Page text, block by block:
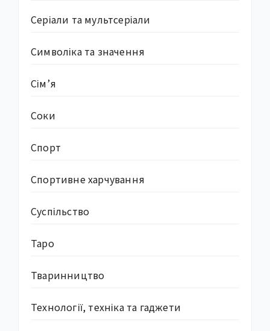
Серіали та мультсеріали
Символіка та значення
Сім’я
Соки
Спорт
Спортивне харчування
Суcпільство
Таро
Тваринництво
Технології, техніка та гаджети